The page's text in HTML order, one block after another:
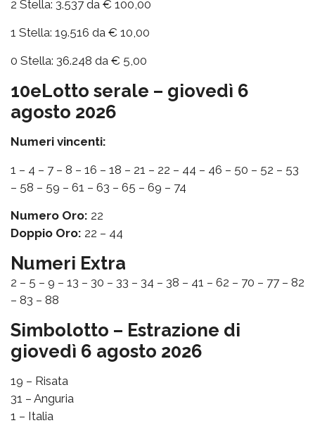
2 Stella: 3.537 da € 100,00
1 Stella: 19.516 da € 10,00
0 Stella: 36.248 da € 5,00
10eLotto serale – giovedì 6
agosto 2026
Numeri vincenti:
1 – 4 – 7 – 8 – 16 – 18 – 21 – 22 – 44 – 46 – 50 – 52 – 53
– 58 – 59 – 61 – 63 – 65 – 69 – 74
Numero Oro: 22
Doppio Oro: 22 – 44
Numeri Extra
2 – 5 – 9 – 13 – 30 – 33 – 34 – 38 – 41 – 62 – 70 – 77 – 82
– 83 – 88
Simbolotto – Estrazione di
giovedì 6 agosto 2026
19 – Risata
31 – Anguria
1 – Italia